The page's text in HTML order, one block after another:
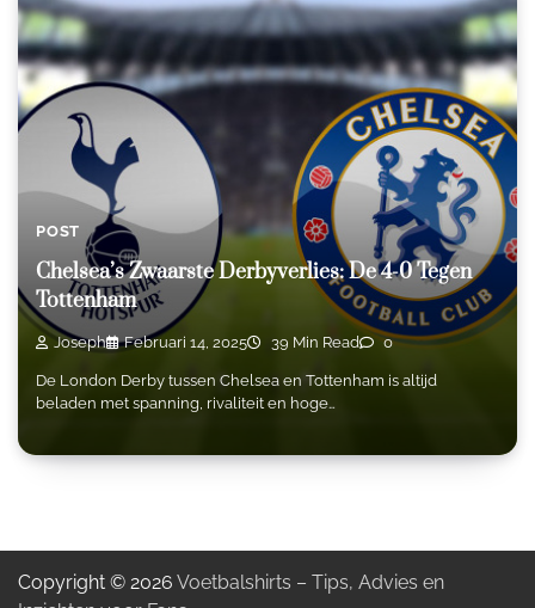
POST
Chelsea’s Zwaarste Derbyverlies: De 4-0 Tegen
Tottenham
Joseph Februari 14, 2025 39 Min Read 0
De London Derby tussen Chelsea en Tottenham is altijd
beladen met spanning, rivaliteit en hoge…
Copyright © 2026 Voetbalshirts – Tips, Advies en